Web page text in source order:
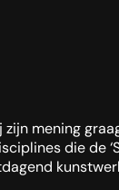
mening
die de